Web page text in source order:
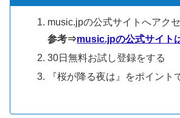
music.jpの公式サイトへアク
参考⇒music.jpの公式サイト
30日無料お試し登録をする
『桜が降る夜は』をポイント